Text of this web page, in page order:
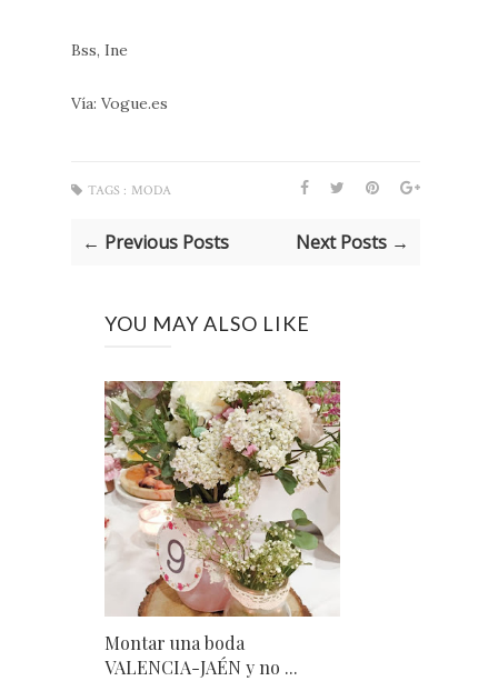
Bss, Ine
Vía: Vogue.es
TAGS : MODA
← Previous Posts Next Posts →
YOU MAY ALSO LIKE
Montar una boda
VALENCIA-JAÉN y no ...